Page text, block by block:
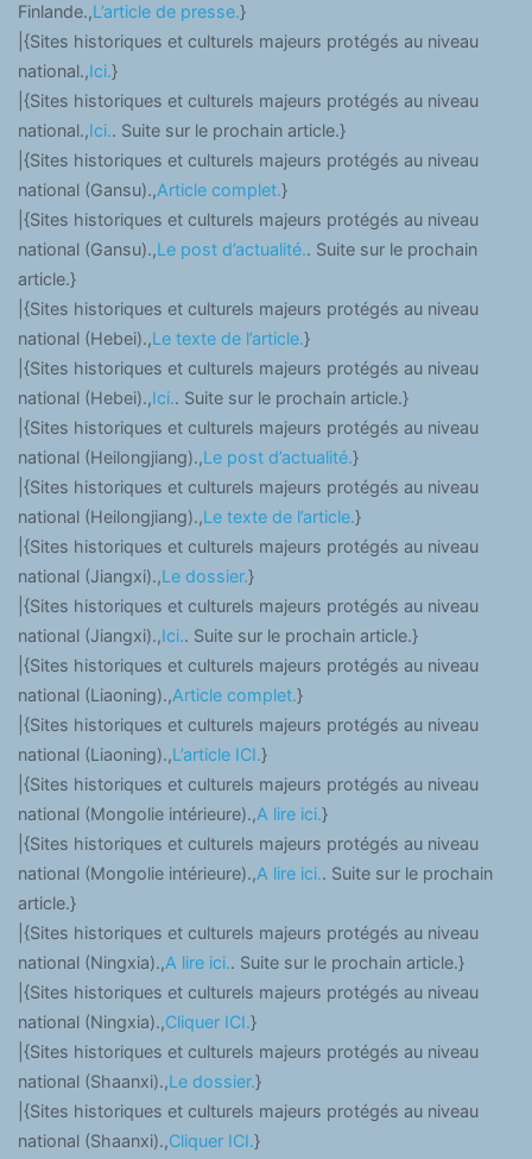
Finlande.,L’article de presse.}
|{Sites historiques et culturels majeurs protégés au niveau
national.,Ici.}
|{Sites historiques et culturels majeurs protégés au niveau
national.,Ici.. Suite sur le prochain article.}
|{Sites historiques et culturels majeurs protégés au niveau
national (Gansu).,Article complet.}
|{Sites historiques et culturels majeurs protégés au niveau
national (Gansu).,Le post d’actualité.. Suite sur le prochain
article.}
|{Sites historiques et culturels majeurs protégés au niveau
national (Hebei).,Le texte de l’article.}
|{Sites historiques et culturels majeurs protégés au niveau
national (Hebei).,Ici.. Suite sur le prochain article.}
|{Sites historiques et culturels majeurs protégés au niveau
national (Heilongjiang).,Le post d’actualité.}
|{Sites historiques et culturels majeurs protégés au niveau
national (Heilongjiang).,Le texte de l’article.}
|{Sites historiques et culturels majeurs protégés au niveau
national (Jiangxi).,Le dossier.}
|{Sites historiques et culturels majeurs protégés au niveau
national (Jiangxi).,Ici.. Suite sur le prochain article.}
|{Sites historiques et culturels majeurs protégés au niveau
national (Liaoning).,Article complet.}
|{Sites historiques et culturels majeurs protégés au niveau
national (Liaoning).,L’article ICI.}
|{Sites historiques et culturels majeurs protégés au niveau
national (Mongolie intérieure).,A lire ici.}
|{Sites historiques et culturels majeurs protégés au niveau
national (Mongolie intérieure).,A lire ici.. Suite sur le prochain
article.}
|{Sites historiques et culturels majeurs protégés au niveau
national (Ningxia).,A lire ici.. Suite sur le prochain article.}
|{Sites historiques et culturels majeurs protégés au niveau
national (Ningxia).,Cliquer ICI.}
|{Sites historiques et culturels majeurs protégés au niveau
national (Shaanxi).,Le dossier.}
|{Sites historiques et culturels majeurs protégés au niveau
national (Shaanxi).,Cliquer ICI.}